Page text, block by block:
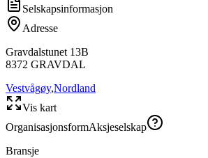
Selskapsinformasjon
Adresse
Gravdalstunet 13B
8372 GRAVDAL
Vestvågøy,Nordland
Vis kart
OrganisasjonsformAksjeselskap
Bransje